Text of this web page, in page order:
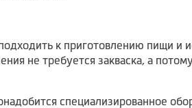
к приготовлению пищи и
не требуется закваска, а
специализированное